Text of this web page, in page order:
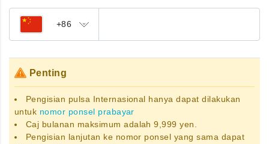
+86
Penting
Pengisian pulsa Internasional hanya dapat dilakukan
untuk nomor ponsel prabayar
Caj bulanan maksimum adalah 9,999 yen.
Pengisian lanjutan ke nomor ponsel yang sama dapat